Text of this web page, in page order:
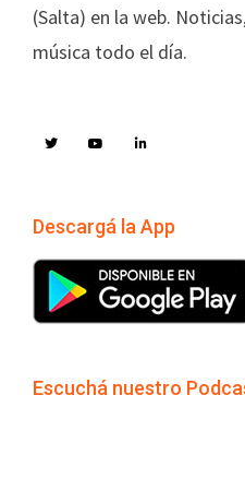
(Salta) en la web.
música todo el día.
Descargá la App
Escuchá nuestro